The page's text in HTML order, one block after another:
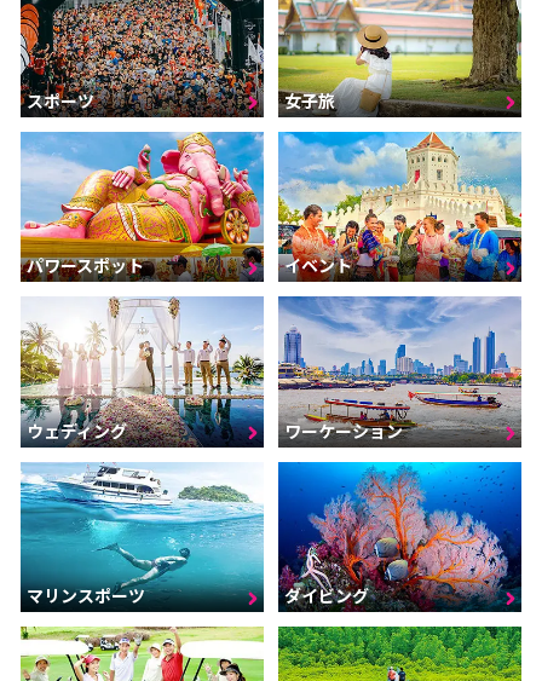
スポーツ 女子旅
パワースポット イベント
ウェディング ワーケーション
マリンスポーツ ダイビング